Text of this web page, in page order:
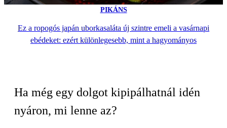
PIKÁNS
Ez a ropogós japán uborkasaláta új szintre emeli a vasárnapi
ebédeket: ezért különlegesebb, mint a hagyományos
Ha még egy dolgot kipipálhatnál idén
nyáron, mi lenne az?